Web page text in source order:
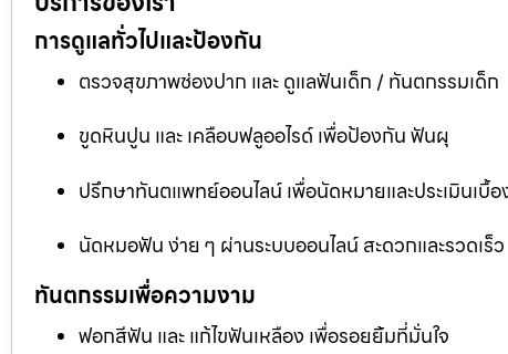
การดูแลทั่วไปและป้องกัน
ตรวจสุขภาพช่องปาก และ ดูแลฟันเด็ก / ทันตกรรมเด็ก
ขูดหินปูน และ เคลือบฟลูออไรด์ เพื่อป้องกัน ฟันผุ
ปรึกษาทันตแพทย์ออนไลน์ เพื่อนัดหมายและประเมินเบื้
นัดหมอฟัน ง่าย ๆ ผ่านระบบออนไลน์ สะดวกและรวดเร็ว
ทันตกรรมเพื่อความงาม
ฟอกสีฟัน และ แก้ไขฟันเหลือง เพื่อรอยยิ้มที่มั่นใจ